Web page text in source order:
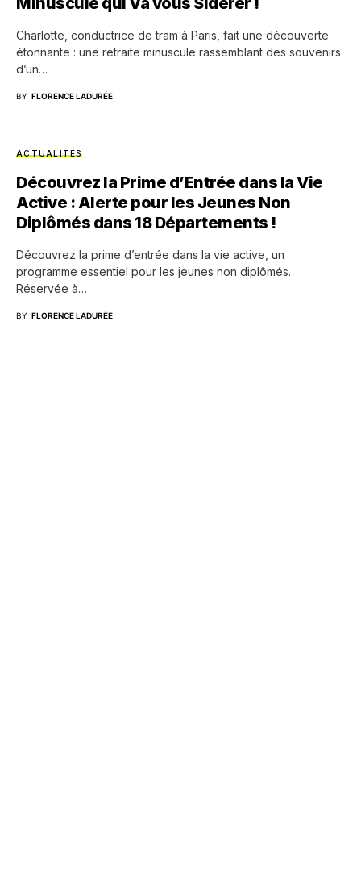
Charlotte, conductrice de tram à Paris, fait une découverte
étonnante : une retraite minuscule rassemblant des souvenirs
d’un…
BY FLORENCE LADURÉE
ACTUALITÉS
Découvrez la Prime d’Entrée dans la Vie
Active : Alerte pour les Jeunes Non
Diplômés dans 18 Départements !
Découvrez la prime d’entrée dans la vie active, un
programme essentiel pour les jeunes non diplômés.
Réservée à…
BY FLORENCE LADURÉE